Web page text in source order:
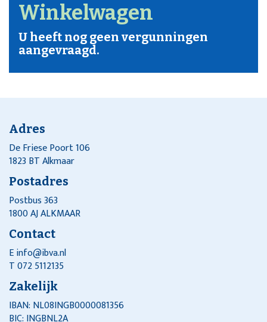
Winkelwagen
U heeft nog geen vergunningen
aangevraagd.
Adres
De Friese Poort 106
1823 BT Alkmaar
Postadres
Postbus 363
1800 AJ ALKMAAR
Contact
Einfo@ibva.nl
T 072 5112135
Zakelijk
IBAN: NL08INGB0000081356